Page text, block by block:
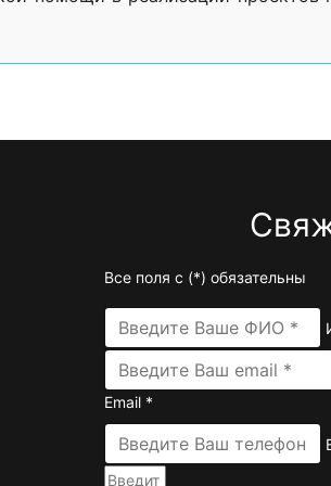
Все поля с (*) обязательны
Email *